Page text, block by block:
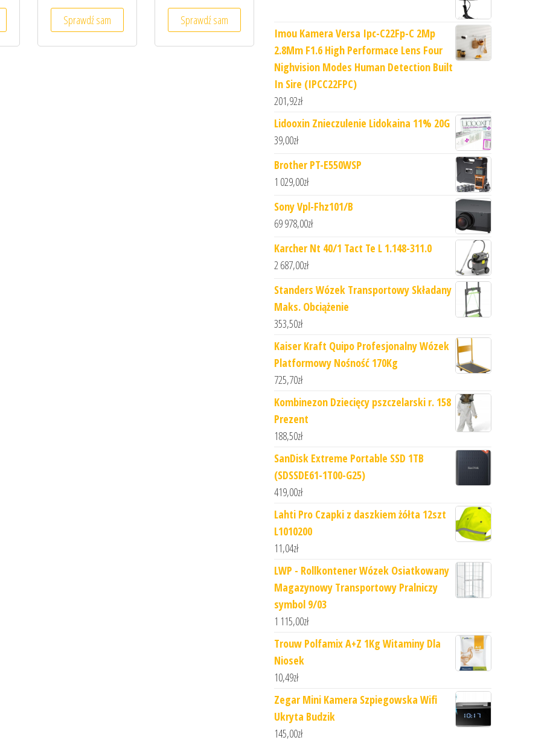
Sprawdź sam Sprawdź sam
Imou Kamera Versa Ipc-C22Fp-C 2Mp
2.8Mm F1.6 High Performace Lens Four
Nighvision Modes Human Detection Built
In Sire (IPCC22FPC)
201,92zł
Lidooxin Znieczulenie Lidokaina 11% 20G
39,00zł
Brother PT-E550WSP
1 029,00zł
Sony Vpl-Fhz101/B
69 978,00zł
Karcher Nt 40/1 Tact Te L 1.148-311.0
2 687,00zł
Standers Wózek Transportowy Składany
Maks. Obciążenie
353,50zł
Kaiser Kraft Quipo Profesjonalny Wózek
Platformowy Nośność 170Kg
725,70zł
Kombinezon Dziecięcy pszczelarski r. 158
Prezent
188,50zł
SanDisk Extreme Portable SSD 1TB
(SDSSDE61-1T00-G25)
419,00zł
Lahti Pro Czapki z daszkiem żółta 12szt
L1010200
11,04zł
LWP - Rollkontener Wózek Osiatkowany
Magazynowy Transportowy Pralniczy
symbol 9/03
1 115,00zł
Trouw Polfamix A+Z 1Kg Witaminy Dla
Niosek
10,49zł
Zegar Mini Kamera Szpiegowska Wifi
Ukryta Budzik
145,00zł